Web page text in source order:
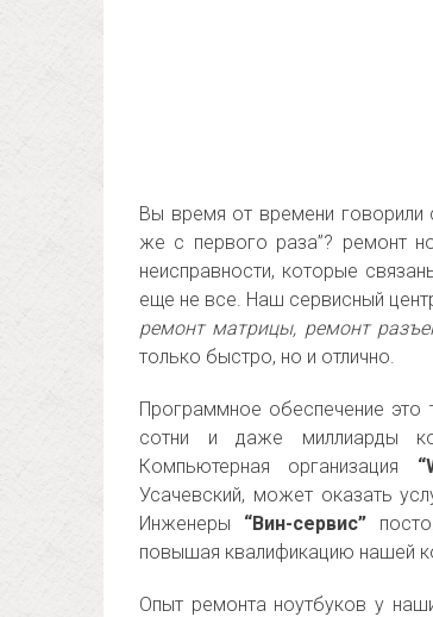
Вы время от времени говорили
же с первого раза”? ремонт
неисправности, которые
еще не все. Наш сервисный
ремонт матрицы, ремонт
только быстро, но и отлично.
Программное обеспечение
сотни и даже миллиарды
Компьютерная организация
Усачевский, может оказать
Инженеры “Вин-сервис”
повышая квалификацию нашей
Опыт ремонта ноутбуков у